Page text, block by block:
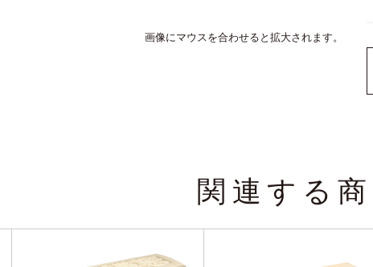
画像にマウスを合わせると拡大されます。
関連する商